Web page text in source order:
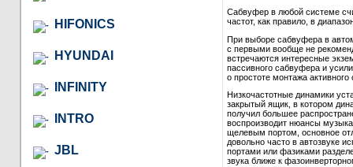
HIFONICS
HYUNDAI
INFINITY
INTRO
JBL
Сабвуфер в любой системе
частот, как правило, в
При выборе сабвуфера в
с первыми вообще не
встречаются интересные
пассивного сабвуфера и
о простоте монтажа
Низкочастотные динамики
закрытый ящик, в котором
получил большее
воспроизводит нюансы
щелевым портом, основное
довольно часто в автозвуке
портами или фазиками
звука ближе к